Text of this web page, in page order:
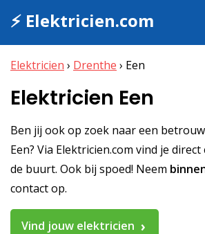
⚡ Elektricien.com
Elektricien › Drenthe › Een
Elektricien Een
Ben jij ook op zoek naar een
Een? Via Elektricien.com vind je
de buurt. Ook bij spoed! Neem
contact op.
Vind jouw elektricien